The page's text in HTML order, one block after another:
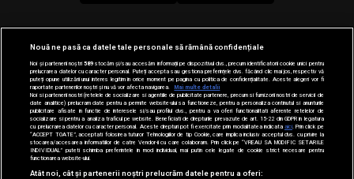
© 2019-2026 DOGAN MEDIA INTERNATIONAL SA, Toate
drepturile rezervate.
Nouă ne pasă ca datele tale personale să rămână confidențiale
Noi și partenerii noștri589stocăm și/sau accesăm informații pe dispozitivul dvs., precum identificatorii cookie unici pentru
prelucrarea datelor cu caracter personal. Puteți accepta sau gestiona preferințele dvs. făcând clic mai jos, respectiv vă
puteți opune utilizării unui interes legitim în orice moment pe pagina cu politica de confidențialitate. Aceste alegeri vor fi
raportate partenerilor noștri și nu vă vor afecta navigarea.
Mai multe detalii
Noi si partenerii nostri (retelele de socializare si agentiile de publicitate partenere, precum si furnizorii nostri de servicii de
date analitice) prelucram date pentru a permite website-ului sa functioneze, pentru a personaliza continutul si anunturile
publicitare afisate in functie de interesele si/sau profilul dvs., pentru a va oferi functionalitati aferente retelelor de
socializare si pentru a analiza traficul pe website. Beneficiati de drepturile prevazute de art. 15-22 din GDPR in legatura
cu prelucrarea datelor cu caracter personal. Aceste drepturi pot fi exercitate prin modalitatea indicataaici . Prin click pe
“ACCEPT TOATE”, acceptati folosirea tuturor Tehnologiilor de tip Cookie, care implica inclusiv acceptul dvs. cu privire la
stocarea/accesarea informatiilor de catre Vendor-ii cu care colaboram. Prin click pe “VREAU SA MODIFIC SETARILE
INDIVIDUAL” puteti schimba preferintele in mod individual, mai putin cele legate de cookie strict necesare pentru
functionarea website-ului.
Atât noi, cât și partenerii noștri prelucrăm datele pentru a oferi: